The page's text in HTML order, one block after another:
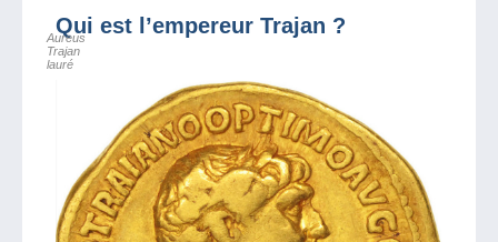
Qui est l’empereur Trajan ?
Aureus
Trajan
lauré